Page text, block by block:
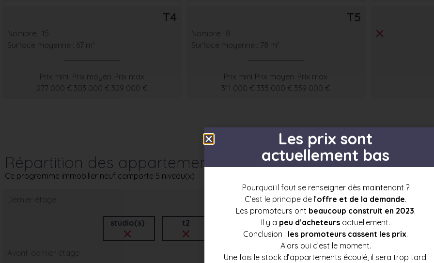
T4
Nombre : 15
Surface moyenne : 67 m²
Prix mini
277 000 €
Prix moyen
303 000 €
Prix max
329 000 €
T5
Nombre : 8
Surface moyenne : 78 m²
Prix mini
311 000 €
Prix moyen
335 000 €
Prix max
359 000 €
Répartition des appartements par étage
Ce programme immobilier neuf comporte 5 niveau(x)
Dernier étage
studio(s) t2
t4
1
t5
7
Avant-dernier étage
Les prix sont
actuellement bas
Pourquoi il faut se renseigner dès maintenant ?
C’est le principe de l’offre et de la demande.
Les promoteurs ont beaucoup construit en 2023.
Il y a peu d’acheteurs actuellement.
Conclusion : les promoteurs cassent les prix.
Alors oui c’est le moment.
Une fois le stock d’appartements écoulé, il sera trop tard.